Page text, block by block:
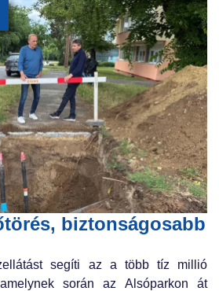
biztonságosabb
segíti az a több tíz millió
során az Alsóparkon át